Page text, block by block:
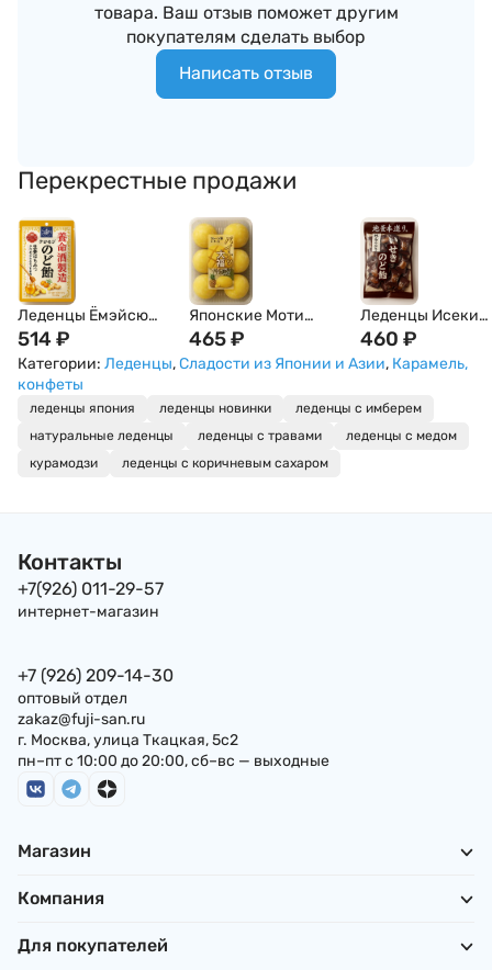
товара. Ваш отзыв поможет другим
покупателям сделать выбор
Написать отзыв
Перекрестные продажи
Леденцы Ёмэйсю
Сэйдзо "Японский
лавр Курамодзи" с
имбирем и медом,
Yomeishu Seizo,
Япония, 64 г
514₽
Японские Моти
Дайфуку с
ананасом с острова
465₽
Леденцы Исеки
Сёкухин "Корень
лотоса" для
Iseki Shokuhin,
Япония, 100 г
460 ₽
Категории: Леденцы,Сладости из Японии и Азии, Карамель,
конфеты
леденцы япония леденцы новинки
леденцы с имберем
натуральные леденцы
леденцы с травами
леденцы с медом
курамодзи
леденцы с коричневым сахаром
Контакты
+7(926) 011-29-57
интернет-магазин
+7 (926) 209-14-30
оптовый отдел
zakaz@fuji-san.ru
г. Москва, улица Ткацкая, 5с2
пн–пт с 10:00 до 20:00, сб–вс — выходные
Магазин
Компания
Для покупателей